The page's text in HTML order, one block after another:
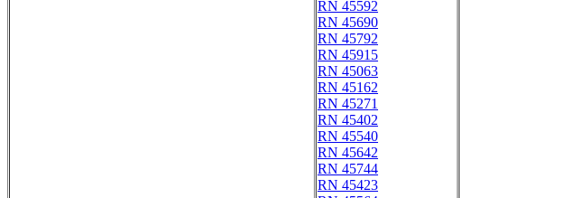
RN 45592
RN 45690
RN 45792
RN 45915
RN 45063
RN 45162
RN 45271
RN 45402
RN 45540
RN 45642
RN 45744
RN 45423